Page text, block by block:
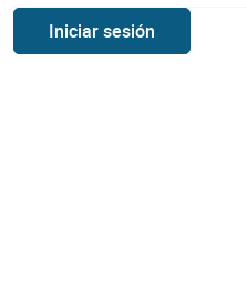
Iniciar sesión